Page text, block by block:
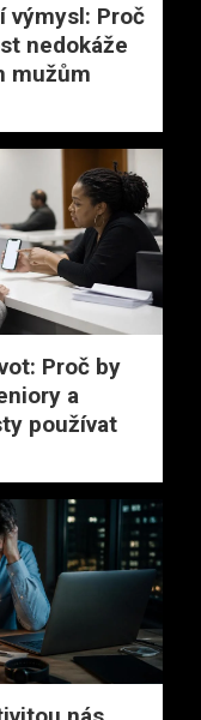
výmysl: Proč
nedokáže
mužům
Proč by
a
používat